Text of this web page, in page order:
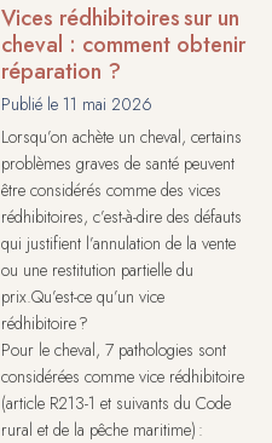
Vices rédhibitoires sur un
cheval : comment obtenir
réparation ?
Publié le 11 mai 2026
Lorsqu’on achète un cheval, certains
problèmes graves de santé peuvent
être considérés comme des vices
rédhibitoires, c’est-à-dire des défauts
qui justifient l’annulation de la vente
ou une restitution partielle du
prix.Qu’est-ce qu’un vice
rédhibitoire ?
Pour le cheval, 7 pathologies sont
considérées comme vice rédhibitoire
(article R213-1 et suivants du Code
rural et de la pêche maritime) :